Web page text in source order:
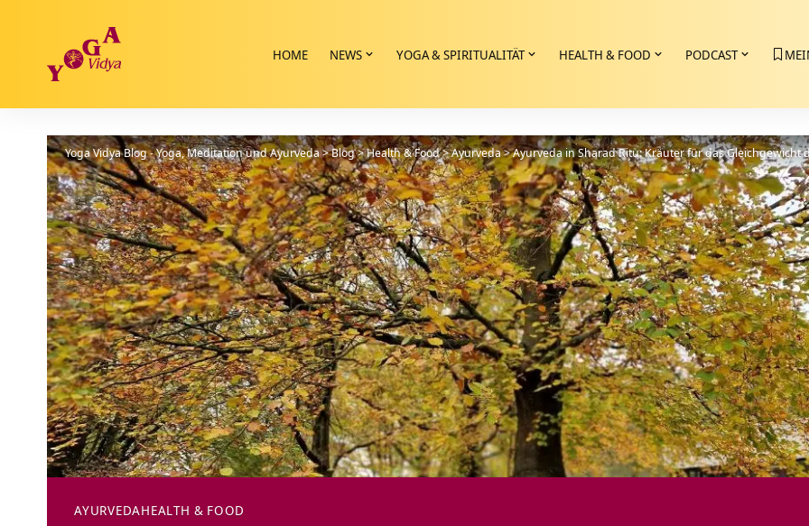
HOME NEWS YOGA & SPIRITUALITÄT HEALTH & FOOD PODCAST
Yoga Vidya Blog - Yoga, Meditation und Ayurveda>Blog>Health & Food>Ayurveda>Ayurveda in Sharad Ritu: Kräuter für das Gleichgewicht
AYURVEDAHEALTH & FOOD